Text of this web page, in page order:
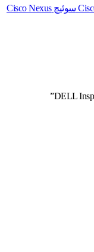
سوئیچ Cisco Nexus